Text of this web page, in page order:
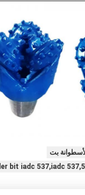
بت
bit iadc 537,iadc